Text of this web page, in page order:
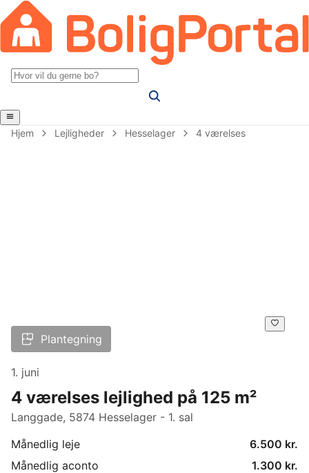
Hjem Lejligheder Hesselager 4 værelses
Plantegning
1. juni
4 værelses lejlighed på 125 m²
Langgade, 5874 Hesselager - 1. sal
Månedlig leje
6.500 kr.
Månedlig aconto
1.300 kr.